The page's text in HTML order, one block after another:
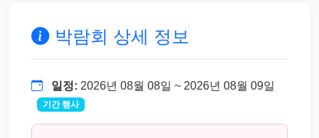
박람회 상세 정보
일정: 2026년 08월 08일 ~ 2026년 08월 09일
기간 행사